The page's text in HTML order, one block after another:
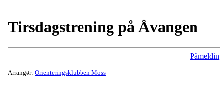
Tirsdagstrening på Åvangen
Arrangør: Orienteringsklubben Moss